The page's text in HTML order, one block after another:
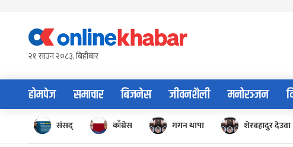
content२१ साउन २०८३, बिहीबार
होमपेज समाचार बिजनेस जीवनशैली मनोरञ्जन
संसद् काँग्रेस गगन थापा शेरबहादुर देउवा